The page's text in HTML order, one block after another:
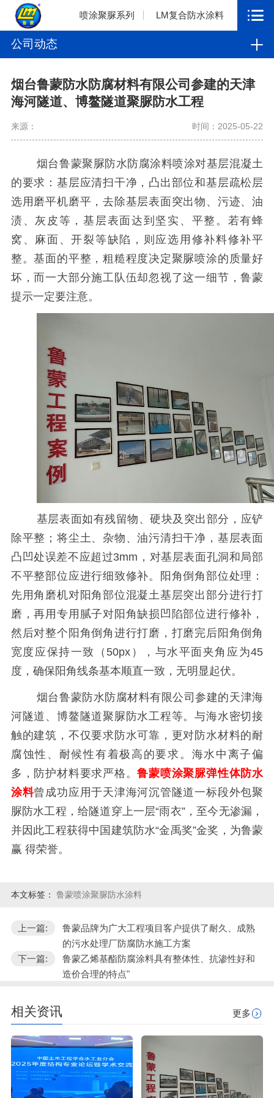
喷涂聚脲系列 LM复合防水涂料
公司动态
烟台鲁蒙防水防腐材料有限公司参建的天津
海河隧道、博鳌隧道聚脲防水工程
来源： 时间：2025-05-22
烟台鲁蒙聚脲防水防腐涂料喷涂对基层混凝土
的要求：基层应清扫干净，凸出部位和基层疏松层
选用磨平机磨平，去除基层表面突出物、污迹、油
渍、灰皮等，基层表面达到坚实、平整。若有蜂
窝、麻面、开裂等缺陷，则应选用修补料修补平
整。基面的平整，粗糙程度决定聚脲喷涂的质量好
坏，而一大部分施工队伍却忽视了这一细节，鲁蒙
提示一定要注意。
基层表面如有残留物、硬块及突出部分，应铲
除平整；将尘土、杂物、油污清扫干净，基层表面
凸凹处误差不应超过3mm ，对基层表面孔洞和局部
不平整部位应进行细致修补。阳角倒角部位处理：
先用角磨机对阳角部位混凝土基层突出部分进行打
磨，再用专用腻子对阳角缺损凹陷部位进行修补，
然后对整个阳角倒角进行打磨，打磨完后阳角倒角
宽度应保持一致（ 50px ），与水平面夹角应为45
度，确保阳角线条基本顺直一致，无明显起伏。
烟台鲁蒙防水防腐材料有限公司参建的天津海
河隧道、博鳌隧道聚脲防水工程等。与海水密切接
触的建筑，不仅要求防水可靠，更对防水材料的耐
腐蚀性、耐候性有着极高的要求。海水中离子偏
多，防护材料要求严格。鲁蒙喷涂聚脲弹性体防水
涂料曾成功应用于天津海河沉管隧道一标段外包聚
脲防水工程，给隧道穿上一层“雨衣”，至今无渗漏，
并因此工程获得中国建筑防水“金禹奖”金奖，为鲁蒙
赢 得荣誉。
本文标签： 鲁蒙喷涂聚脲防水涂料
上一篇:
鲁蒙品牌为广大工程项目客户提供了耐久、成熟
的污水处理厂防腐防水施工方案
下一篇:
鲁蒙乙烯基酯防腐涂料具有整体性、抗渗性好和
造价合理的特点"
相关资讯 更多